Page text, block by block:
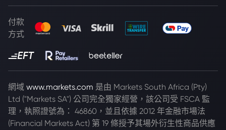
付款
方式
網域 www.markets.com 是由 Markets South Africa (Pty)
Ltd ("Markets SA") 公司完全獨家經營，該公司受 FSCA 監
理，執照證號為： 46860，並且依據 2012 年金融市場法
(Financial Markets Act) 第 19 條授予其場外衍生性商品供應